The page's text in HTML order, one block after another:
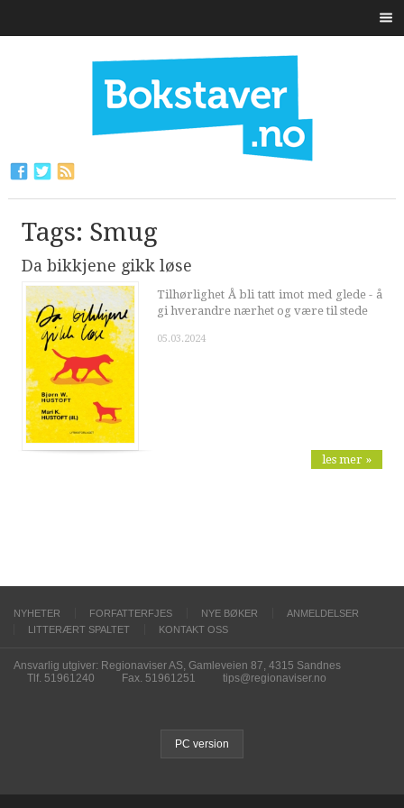
Tags: Smug
Da bikkjene gikk løse
Tilhørlighet Å bli tatt imot med glede - å
gi hverandre nærhet og være til stede
05.03.2024
les mer »
NYHETER FORFATTERFJES NYE BØKER
ANMELDELSER
LITTERÆRT SPALTET
KONTAKT OSS
Ansvarlig utgiver: Regionaviser AS, Gamleveien 87, 4315 Sandnes
Tlf. 51961240
Fax. 51961251 tips@regionaviser.no
PC version